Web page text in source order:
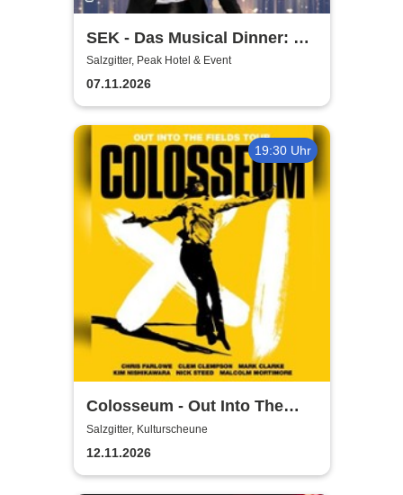
SEK - Das Musical Dinner: A
Broadway Night
Salzgitter, Peak Hotel & Event
07.11.2026
19:30 Uhr
Colosseum - Out Into The
Fields
Salzgitter, Kulturscheune
12.11.2026